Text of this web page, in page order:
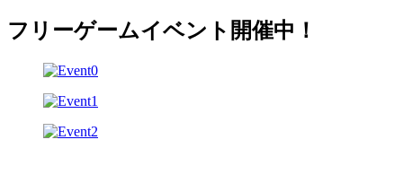
フリーゲームイベント開催中！